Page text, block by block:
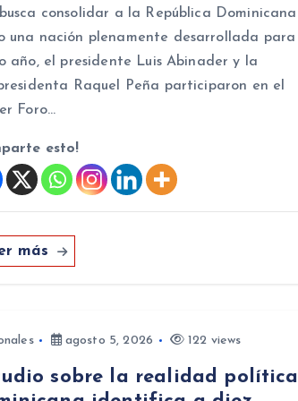
consolidar a la República Dominicana
una nación plenamente desarrollada para
año, el presidente Luis Abinader y la
Raquel Peña participaron en el
Foro…
esto!
más
agosto 5, 2026 122 views
sobre la realidad política